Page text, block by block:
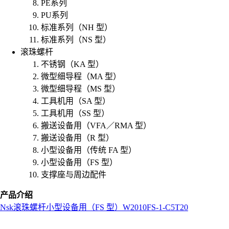
PE系列
PU系列
标准系列（NH 型）
标准系列（NS 型）
滚珠螺杆
不锈钢（KA 型）
微型细导程（MA 型）
微型细导程（MS 型）
工具机用（SA 型）
工具机用（SS 型）
搬送设备用（VFA／RMA 型）
搬送设备用（R 型）
小型设备用（传统 FA 型）
小型设备用（FS 型）
支撑座与周边配件
产品介绍
Nsk滚珠螺杆小型设备用（FS 型） W2010FS-1-C5T20